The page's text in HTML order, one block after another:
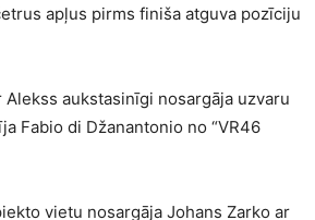
apļus pirms finiša atguva pozīciju
aukstasinīgi nosargāja uzvaru
Fabio di Džanantonio no “VR46
vietu nosargāja Johans Zarko ar